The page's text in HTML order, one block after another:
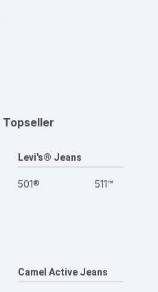
Topseller
Levi's® Jeans
501® 511™
Camel Active Jeans